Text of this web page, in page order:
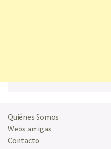
Quiénes Somos
Webs amigas
Contacto